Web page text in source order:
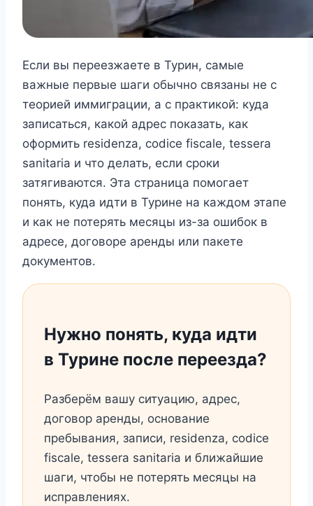
Если вы переезжаете в Турин, самые
важные первые шаги обычно связаны не с
теорией иммиграции, а с практикой: куда
записаться, какой адрес показать, как
оформить residenza, codice fiscale, tessera
sanitaria и что делать, если сроки
затягиваются. Эта страница помогает
понять, куда идти в Турине на каждом этапе
и как не потерять месяцы из-за ошибок в
адресе, договоре аренды или пакете
документов.
Нужно понять, куда идти
в Турине после переезда?
Разберём вашу ситуацию, адрес,
договор аренды, основание
пребывания, записи, residenza, codice
fiscale, tessera sanitaria и ближайшие
шаги, чтобы не потерять месяцы на
исправлениях.